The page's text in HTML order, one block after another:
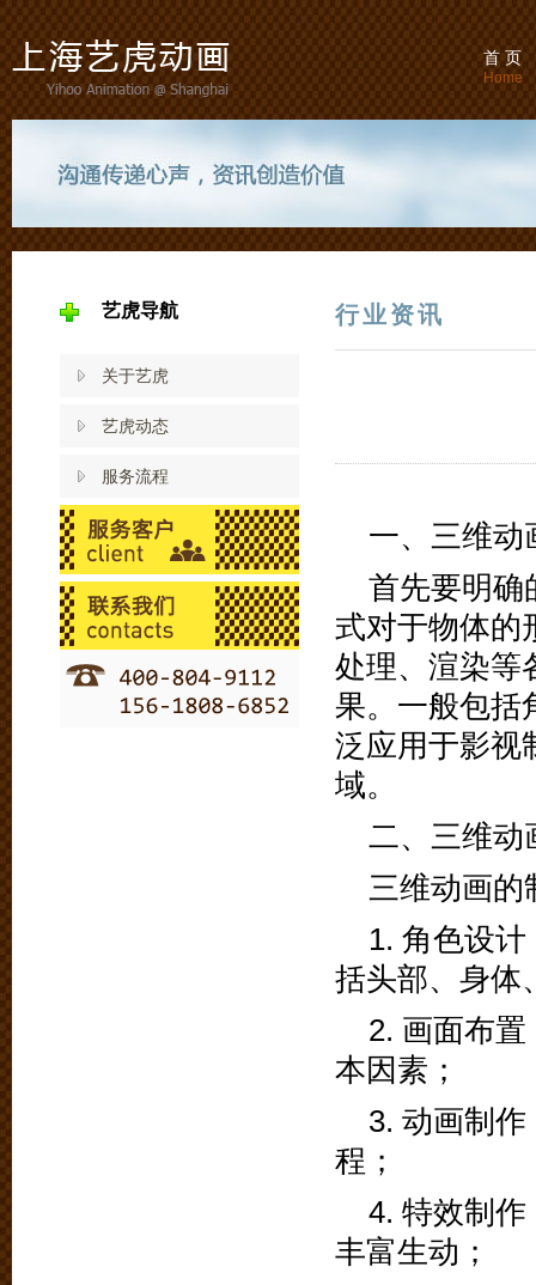
首 页
Home
艺虎导航
关于艺虎
艺虎动态
服务流程
行业资讯
一、三维动
首先要明确
式对于物体的
处理、渲染等
果。一般包括
泛应用于影视
域。
二、三维动
三维动画的
1. 角色设
括头部、身体
2. 画面布
本因素；
3. 动画制
程；
4. 特效制
丰富生动；